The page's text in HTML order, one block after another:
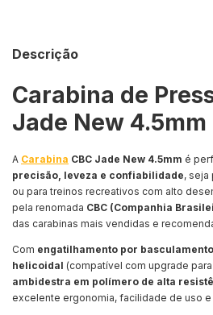
Descrição
Carabina de
Jade New 4.5mm
A Carabina CBC Jade New 4.5mm é
precisão, leveza e confiabilidade, seja
ou para treinos recreativos com alto
pela renomada CBC (Companhia
das carabinas mais vendidas e
Com engatilhamento por
helicoidal (compatível com upgrade para
ambidestra em polímero de alta
excelente ergonomia, facilidade de uso